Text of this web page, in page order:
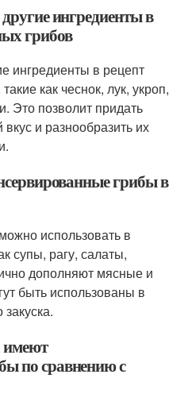
ингредиенты в
грибов
ингредиенты в рецепт
как чеснок, лук, укроп,
Это позволит придать
и разнообразить их
грибы в
использовать в
супы, рагу, салаты,
дополняют мясные и
быть использованы в
имеют
по сравнению с